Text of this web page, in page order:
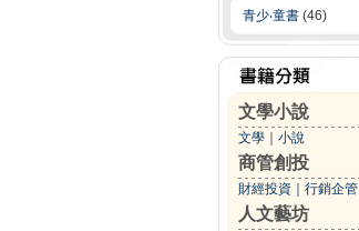
青少‧童書 (46)
文學小說
文學 小說
商管創投
財經投資 行銷企管
人文藝坊